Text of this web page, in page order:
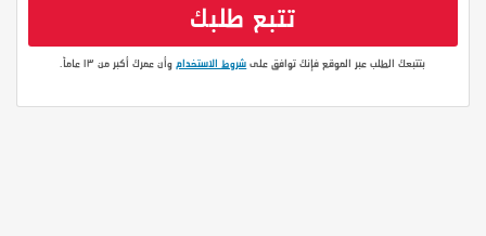
تتبع طلبك
بتتبعك الطلب عبر الموقع فإنك توافق على شروط الاستخداموأن عمرك أكبر من ١٣ عاماً.